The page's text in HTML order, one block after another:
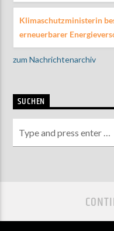
Klimaschutzministerin
erneuerbarer
zum Nachrichtenarchiv
SUCHEN